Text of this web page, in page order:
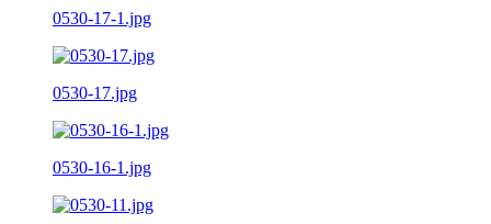
0530-17-1.jpg
0530-17.jpg
0530-16-1.jpg